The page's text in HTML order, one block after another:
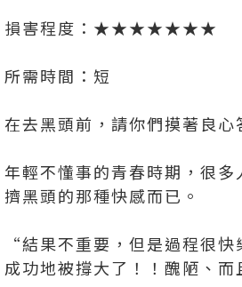
損害程度：★★★★★★★
所需時間：短
在去黑頭前，請你們摸著良
年輕不懂事的青春時期，很
擠黑頭的那種快感而已。
“結果不重要，但是過程很
成功地被撐大了！！醜陋、